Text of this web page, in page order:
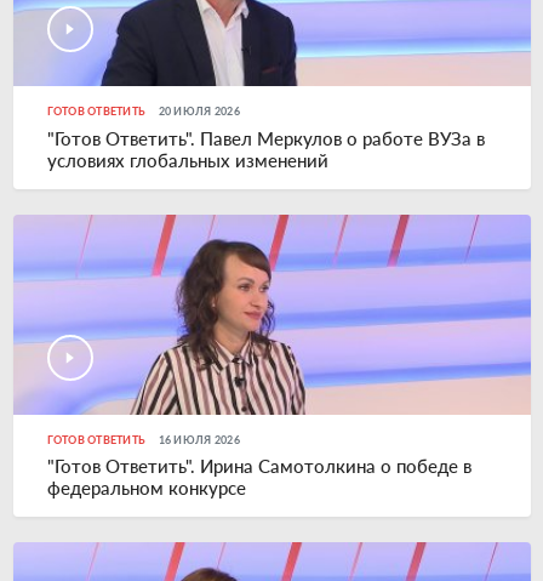
ГОТОВ ОТВЕТИТЬ 20 ИЮЛЯ 2026
"Готов Ответить". Павел Меркулов о работе ВУЗа в
условиях глобальных изменений
ГОТОВ ОТВЕТИТЬ 16 ИЮЛЯ 2026
"Готов Ответить". Ирина Самотолкина о победе в
федеральном конкурсе